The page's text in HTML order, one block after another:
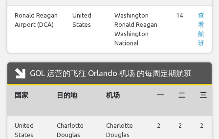
Ronald Reagan
Airport (DCA)
United
States
Washington
Ronald Reagan
Washington
National
14
查
看
航
班
GOL 运营的飞往 Orlando 机场 的每周定期航班
国家 目的地 机场 一 二 三
United
States
Charlotte
Douglas
Charlotte
Douglas
2 2 2